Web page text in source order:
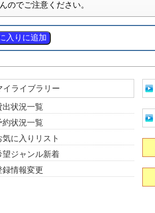
のでご注意ください。
イライブラリー
出状況一覧
約状況一覧
気に入りリスト
望ジャンル新着
録情報変更